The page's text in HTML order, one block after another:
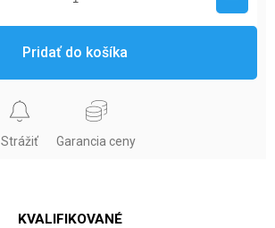
Pridať do košíka
Strážiť Garancia ceny
KVALIFIKOVANÉ